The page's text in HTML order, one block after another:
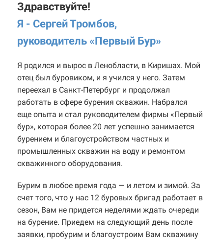
Здравствуйте!
Я - Сергей Тромбов,
руководитель «Первый Бур»
Я родился и вырос в Ленобласти, в Киришах. Мой
отец был буровиком, и я учился у него. Затем
переехал в Санкт-Петербург и продолжал
работать в сфере бурения скважин. Набрался
еще опыта и стал руководителем фирмы «Первый
бур», которая более 20 лет успешно занимается
бурением и благоустройством частных и
промышленных скважин на воду и ремонтом
скважинного оборудования.
Бурим в любое время года — и летом и зимой. За
счет того, что у нас 12 буровых бригад работает в
сезон, Вам не придется неделями ждать очереди
на бурение. Приедем на следующий день после
заявки, пробурим и благоустроим Вам скважину